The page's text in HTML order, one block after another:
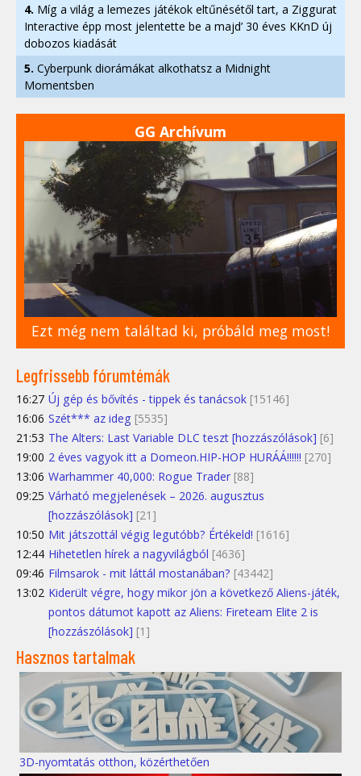
4. Míg a világ a lemezes játékok eltűnésétől tart, a Ziggurat
Interactive épp most jelentette be a majd’ 30 éves KKnD új
dobozos kiadását
5. Cyberpunk diorámákat alkothatsz a Midnight
Momentsben
GG Archívum
Ezt még nem találtad ki, próbáld meg most!
Legfrissebb fórumtémák
16:27 Új gép és bővítés - tippek és tanácsok [15146]
16:06 Szét*** az ideg [5535]
21:53 The Alters: Last Variable DLC teszt [hozzászólások] [6]
19:00 2 éves vagyok itt a Domeon.HIP-HOP HURÁÁ!!!!!! [270]
13:06 Warhammer 40,000: Rogue Trader [88]
09:25 Várható megjelenések – 2026. augusztus
[hozzászólások] [21]
10:50 Mit játszottál végig legutóbb? Értékeld! [1616]
12:44 Hihetetlen hírek a nagyvilágból [4636]
09:46 Filmsarok - mit láttál mostanában? [43442]
13:02 Kiderült végre, hogy mikor jön a következő Aliens-játék,
pontos dátumot kapott az Aliens: Fireteam Elite 2 is
[hozzászólások] [1]
Hasznos tartalmak
3D-nyomtatás otthon, közérthetően